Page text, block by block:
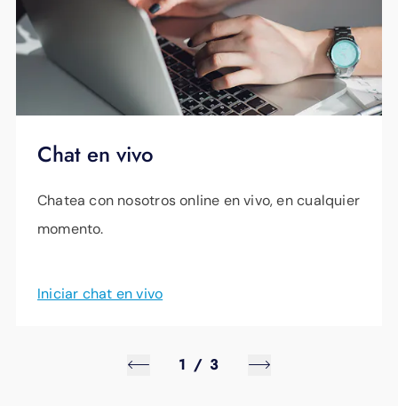
Chat en vivo
Chatea con nosotros online en vivo, en cualquier
momento.
Iniciar chat en vivo
1 / 3